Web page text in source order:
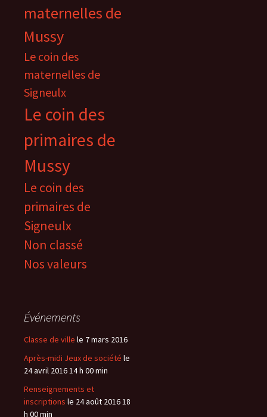
maternelles de
Mussy
Le coin des
maternelles de
Signeulx
Le coin des
primaires de
Mussy
Le coin des
primaires de
Signeulx
Non classé
Nos valeurs
Événements
Classe de ville le 7 mars 2016
Après-midi Jeux de société le
24 avril 2016 14 h 00 min
Renseignements et
inscriptions le 24 août 2016 18
h 00 min